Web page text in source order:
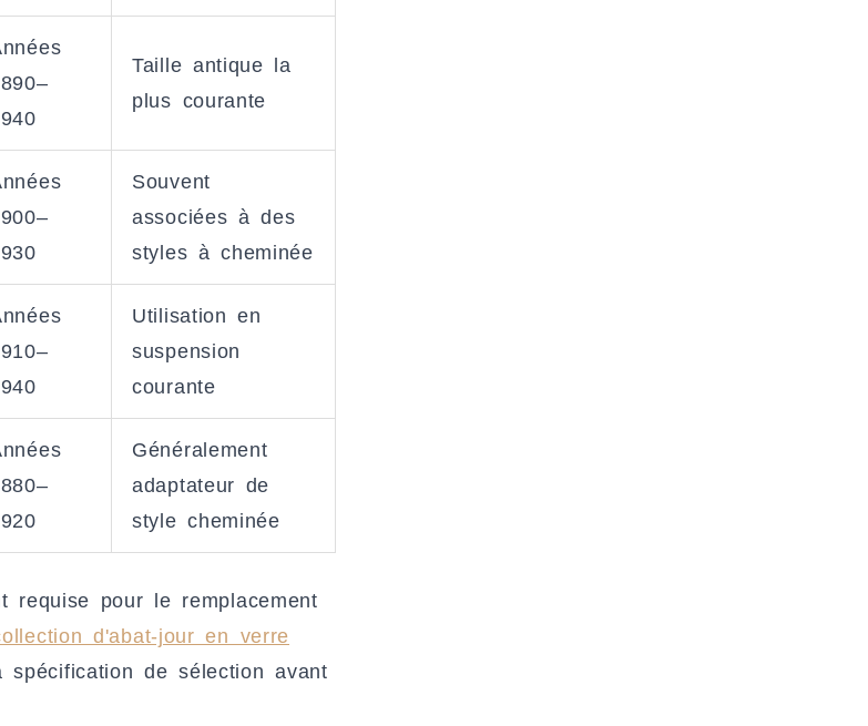
Taille antique la
plus courante
Souvent
associées à des
styles à cheminée
Utilisation en
suspension
courante
Généralement
adaptateur de
style cheminée
requise pour le remplacement
d'abat-jour en verre
de sélection avant